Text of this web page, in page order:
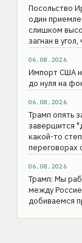
Посольство
один
слишком
загнан в
06.08.2026
Импорт США
до нуля на
06.08.2026
Трамп опять
завершится
какой-то
переговорах
06.08.2026
Трамп: Мы
между
добиваемся